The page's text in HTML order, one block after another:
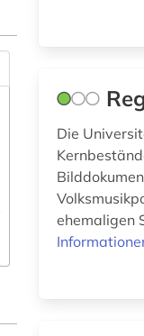
Die
ehemaligen